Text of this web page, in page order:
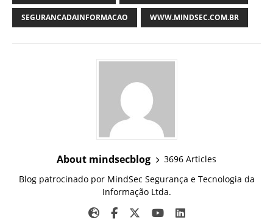
SEGURANCADAINFORMACAO WWW.MINDSEC.COM.BR
About mindsecblog
3696 Articles
Blog patrocinado por MindSec Segurança e Tecnologia da
Informação Ltda.